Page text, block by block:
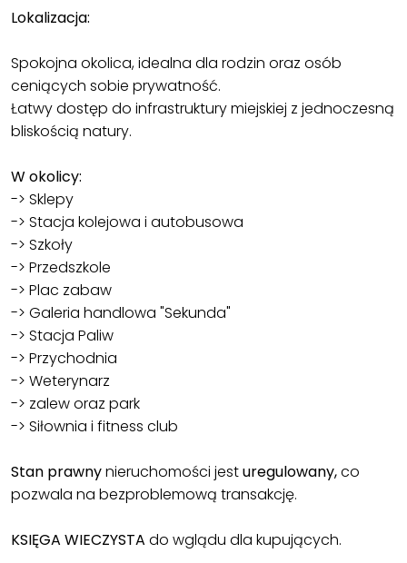
Lokalizacja:
Spokojna okolica, idealna dla rodzin oraz osób
ceniących sobie prywatność.
Łatwy dostęp do infrastruktury miejskiej z jednoczesną
bliskością natury.
W okolicy:
-> Sklepy
-> Stacja kolejowa i autobusowa
-> Szkoły
-> Przedszkole
-> Plac zabaw
-> Galeria handlowa "Sekunda"
-> Stacja Paliw
-> Przychodnia
-> Weterynarz
-> zalew oraz park
-> Siłownia i fitness club
Stan prawnynieruchomości jesturegulowany,co
pozwala na bezproblemową transakcję.
KSIĘGA WIECZYSTA do wglądu dla kupujących.